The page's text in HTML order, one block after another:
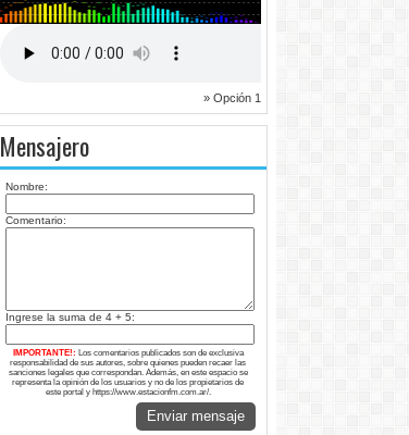
» Opción 1
Mensajero
Nombre:
Comentario:
Ingrese la suma de 4 + 5:
IMPORTANTE!: Los comentarios publicados son de exclusiva
responsabilidad de sus autores, sobre quienes pueden recaer las
sanciones legales que correspondan. Además, en este espacio se
representa la opinión de los usuarios y no de los propietarios de
este portal y https://www.estacionfm.com.ar/.
Enviar mensaje